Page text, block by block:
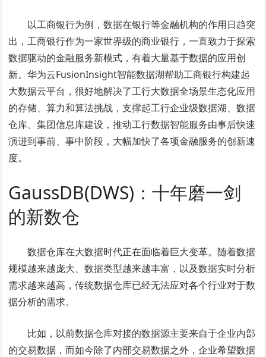
以工商银行为例，数据在银行等金融机构的作用日趋突
出，工商银行作为一家世界级的商业银行，一直致力于探索
数据驱动的金融服务新模式，有着大量基于数据的应用创
新。华为云FusionInsight智能数据湖帮助工商银行构建起
大数据云平台，很好地解决了工行大数据全场景生态化应用
的存储、算力和算法挑战，支撑起工行企业级数据湖、数据
仓库、集团信息库建设，推动工行数据智能服务由事后快速
演进到事前、事中阶段，大幅加快了各项金融服务的创新速
度。
GaussDB(DWS)：十年磨一剑
的新数仓
数据仓库在大数据时代正在面临着巨大变革。随着数据
规模越来越庞大、数据类型越来越丰富，以及数据实时分析
需求越来越高，传统数据仓库已经无法应对各个行业对于数
据分析的需求。
比如，以前数据仓库对接的数据源主要来自于企业内部
的交易数据，而如今除了内部交易数据之外，企业希望数据